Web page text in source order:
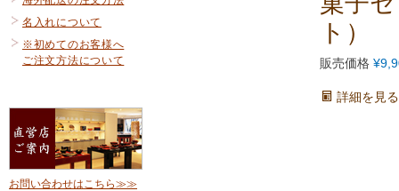
名入れについて
※初めてのお客様へ
ご注文方法について
お問い合わせはこちら≫≫
ト）
販売価格 ¥
詳細を見る